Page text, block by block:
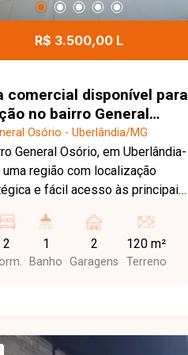
os detalhes deste imóvel.
espaço, conforto e uma
R$ 3.500,00 L
comercial disponível para
no bairro General
em Uberlândia-MG
Osório - Uberlândia/MG
General Osório, em Uberlândia-
uma região com localização
e fácil acesso às principais
empresas e profissionais. A
com comércios, serviços
estabelecimentos torna a
banheiro com acessibilidade e
2 1
Banho
2
Garagens
120 m²
Terreno